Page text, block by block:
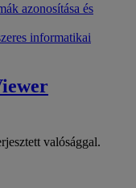
azonosítása és
informatikai
valósággal.